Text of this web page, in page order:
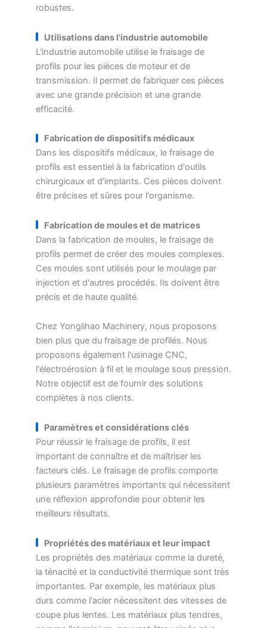
robustes.
Utilisations dans l'industrie automobile
L'industrie automobile utilise le fraisage de
profils pour les pièces de moteur et de
transmission. Il permet de fabriquer ces pièces
avec une grande précision et une grande
efficacité.
Fabrication de dispositifs médicaux
Dans les dispositifs médicaux, le fraisage de
profils est essentiel à la fabrication d'outils
chirurgicaux et d'implants. Ces pièces doivent
être précises et sûres pour l'organisme.
Fabrication de moules et de matrices
Dans la fabrication de moules, le fraisage de
profils permet de créer des moules complexes.
Ces moules sont utilisés pour le moulage par
injection et d'autres procédés. Ils doivent être
précis et de haute qualité.
Chez Yonglihao Machinery, nous proposons
bien plus que du fraisage de profilés. Nous
proposons également l'usinage CNC,
l'électroérosion à fil et le moulage sous pression.
Notre objectif est de fournir des solutions
complètes à nos clients.
Paramètres et considérations clés
Pour réussir le fraisage de profils, il est
important de connaître et de maîtriser les
facteurs clés. Le fraisage de profils comporte
plusieurs paramètres importants qui nécessitent
une réflexion approfondie pour obtenir les
meilleurs résultats.
Propriétés des matériaux et leur impact
Les propriétés des matériaux comme la dureté,
la ténacité et la conductivité thermique sont très
importantes. Par exemple, les matériaux plus
durs comme l'acier nécessitent des vitesses de
coupe plus lentes. Les matériaux plus tendres,